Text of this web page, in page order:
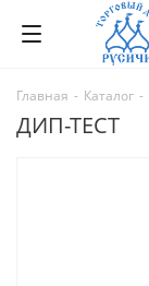
Главная - Каталог -
ДИП-ТЕСТ